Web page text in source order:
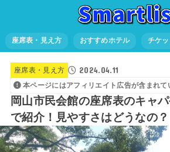
座席表・見え方 おすすめホテル チケ
座席表・見え方 2024.04.11
本ページにはアフィリエイト広告が含まれて
岡山市民会館の座席表のキャ
で紹介！見やすさはどうなの？